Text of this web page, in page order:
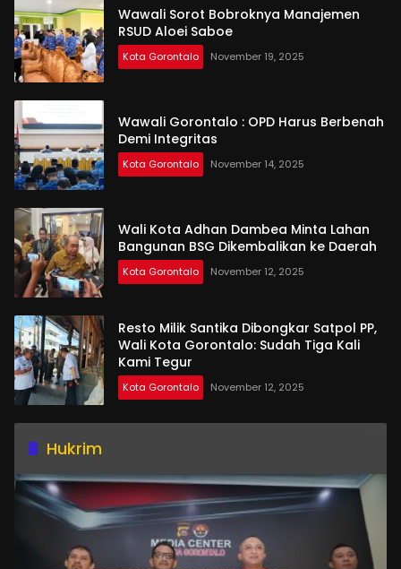
Wawali Sorot Bobroknya Manajemen
RSUD Aloei Saboe
Kota Gorontalo November 19, 2025
Wawali Gorontalo : OPD Harus Berbenah
Demi Integritas
Kota Gorontalo November 14, 2025
Wali Kota Adhan Dambea Minta Lahan
Bangunan BSG Dikembalikan ke Daerah
Kota Gorontalo November 12, 2025
Resto Milik Santika Dibongkar Satpol PP,
Wali Kota Gorontalo: Sudah Tiga Kali
Kami Tegur
Kota Gorontalo November 12, 2025
Hukrim